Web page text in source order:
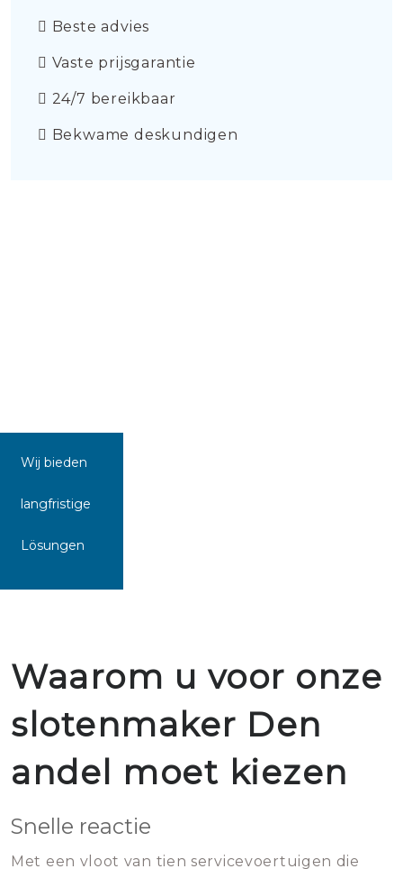
Beste advies
Vaste prijsgarantie
24/7 bereikbaar
Bekwame deskundigen
Wij bieden
langfristige
Lösungen
Waarom u voor onze
slotenmaker Den
andel moet kiezen
Snelle reactie
Met een vloot van tien servicevoertuigen die